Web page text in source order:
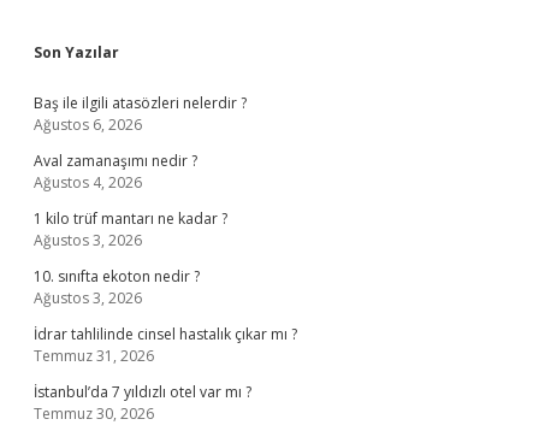
Sidebar
Son Yazılar
Baş ile ilgili atasözleri nelerdir ?
Ağustos 6, 2026
Aval zamanaşımı nedir ?
Ağustos 4, 2026
1 kilo trüf mantarı ne kadar ?
Ağustos 3, 2026
10. sınıfta ekoton nedir ?
Ağustos 3, 2026
İdrar tahlilinde cinsel hastalık çıkar mı ?
Temmuz 31, 2026
İstanbul’da 7 yıldızlı otel var mı ?
Temmuz 30, 2026